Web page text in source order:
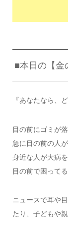
■本日の【金
『あなたなら、
目の前にゴミが
急に目の前の人
身近な人が大病
目の前で困って
ニュースで耳や
たり、子どもや